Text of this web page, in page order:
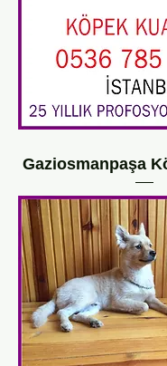
Gaziosmanpaşa